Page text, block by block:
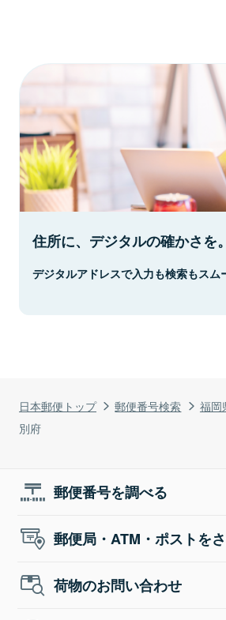
日本郵便トップ 郵便番号検索 福岡
別府
住所に、デジタルの確かさを。
デジタルアドレスで入力も検索もスム
郵便番号を調べる
郵便局・ATM・ポストを
荷物のお問い合わせ